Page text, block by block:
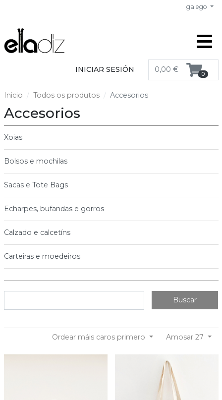
galego
INICIAR SESIÓN 0,00 € 0
Inicio Todos os produtos Accesorios
Accesorios
Xoias
Bolsos e mochilas
Sacas e Tote Bags
Echarpes, bufandas e gorros
Calzado e calcetíns
Carteiras e moedeiros
Buscar
Amosar 27
Ordear máis caros primero